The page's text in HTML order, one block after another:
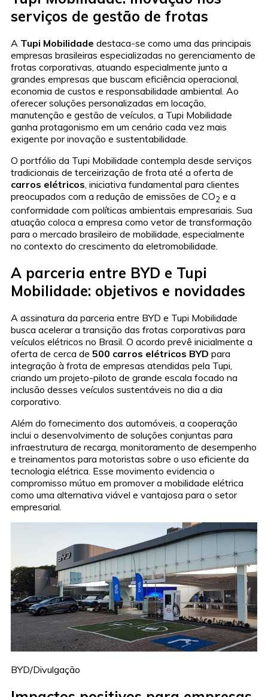
serviços de gestão de frotas
A Tupi Mobilidade destaca-se como uma das principais
empresas brasileiras especializadas no gerenciamento de
frotas corporativas, atuando especialmente junto a
grandes empresas que buscam eficiência operacional,
economia de custos e responsabilidade ambiental. Ao
oferecer soluções personalizadas em locação,
manutenção e gestão de veículos, a Tupi Mobilidade
ganha protagonismo em um cenário cada vez mais
exigente por inovação e sustentabilidade.
O portfólio da Tupi Mobilidade contempla desde serviços
tradicionais de terceirização de frota até a oferta de
carros elétricos , iniciativa fundamental para clientes
preocupados com a redução de emissões de CO2 e a
conformidade com políticas ambientais empresariais. Sua
atuação coloca a empresa como vetor de transformação
para o mercado brasileiro de mobilidade, especialmente
no contexto do crescimento da eletromobilidade.
A parceria entre BYD e Tupi
Mobilidade: objetivos e novidades
A assinatura da parceria entre BYD e Tupi Mobilidade
busca acelerar a transição das frotas corporativas para
veículos elétricos no Brasil. O acordo prevê inicialmente a
oferta de cerca de 500 carros elétricos BYD para
integração à frota de empresas atendidas pela Tupi,
criando um projeto-piloto de grande escala focado na
inclusão desses veículos sustentáveis no dia a dia
corporativo.
Além do fornecimento dos automóveis, a cooperação
inclui o desenvolvimento de soluções conjuntas para
infraestrutura de recarga, monitoramento de desempenho
e treinamentos para motoristas sobre o uso eficiente da
tecnologia elétrica. Esse movimento evidencia o
compromisso mútuo em promover a mobilidade elétrica
como uma alternativa viável e vantajosa para o setor
empresarial.
BYD/Divulgação